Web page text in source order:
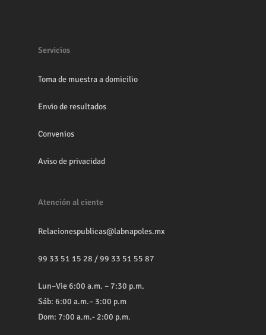
Servicios
Toma de muestra a domicilio
Envio de resultados
Convenios
Aviso de privacidad
Atención al ciente
Relacionespublicas@labnapoles.mx
99 33 51 15 28 /99 33 51 55 87
Lun–Vie 6:00 a.m. – 7:30 p.m.
Sáb: 6:00 a.m.– 3:00 p.m
Dom: 7:00 a.m.- 2:00 p.m.